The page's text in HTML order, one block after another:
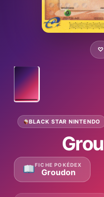
♡
BLACK STAR NINTENDO
FICHE POKÉDEX
Groudon